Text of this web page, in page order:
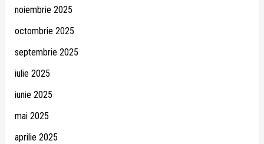
noiembrie 2025
octombrie 2025
septembrie 2025
iulie 2025
iunie 2025
mai 2025
aprilie 2025